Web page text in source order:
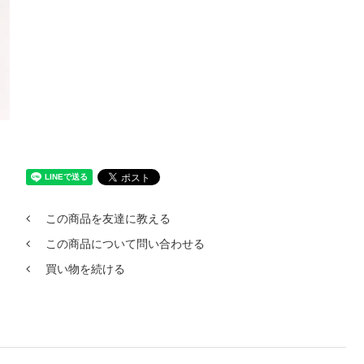
この商品を友達に教える
この商品について問い合わせる
買い物を続ける